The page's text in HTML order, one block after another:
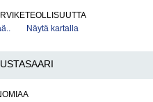
Näytä kartalla